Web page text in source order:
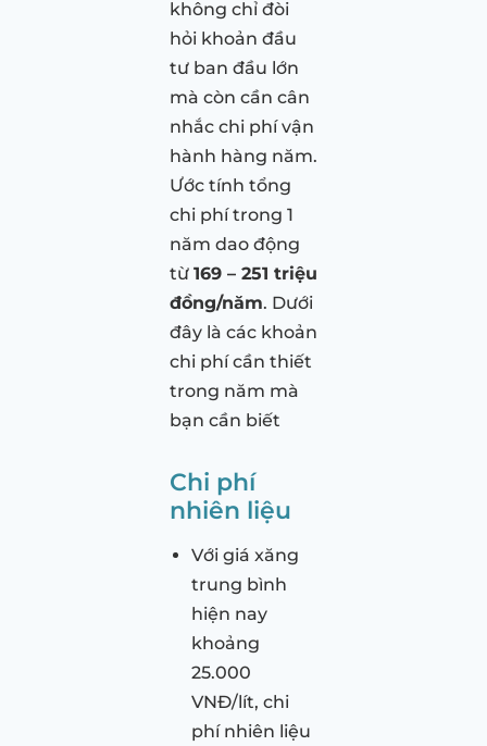
không chỉ đòi
hỏi khoản đầu
tư ban đầu lớn
mà còn cần cân
nhắc chi phí vận
hành hàng năm.
Ước tính tổng
chi phí trong 1
năm dao động
từ 169 – 251 triệu
đồng/năm. Dưới
đây là các khoản
chi phí cần thiết
trong năm mà
bạn cần biết
Chi phí
nhiên liệu
Với giá xăng
trung bình
hiện nay
khoảng
25.000
VNĐ/lít, chi
phí nhiên liệu